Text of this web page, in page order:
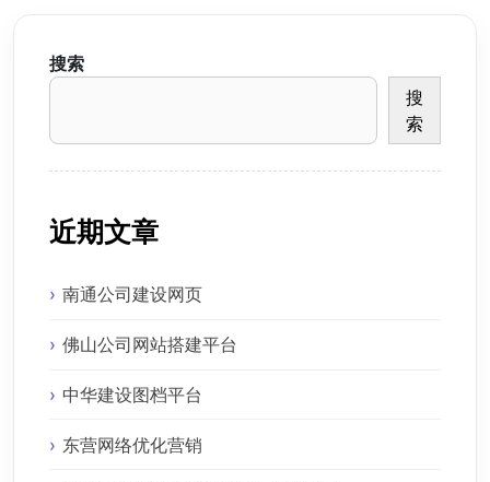
搜索
搜
索
近期文章
南通公司建设网页
佛山公司网站搭建平台
中华建设图档平台
东营网络优化营销